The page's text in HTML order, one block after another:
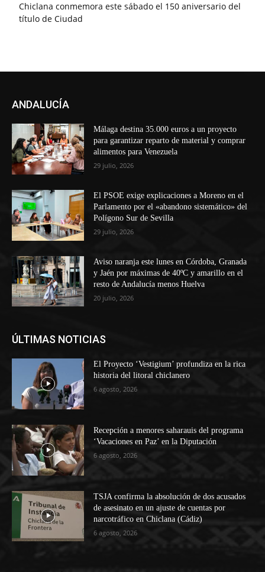
Chiclana conmemora este sábado el 150 aniversario del
título de Ciudad
ANDALUCÍA
Málaga destina 35.000 euros a un proyecto
para garantizar reparto de material y comprar
alimentos para Venezuela
29 julio, 2026
El PSOE exige explicaciones a Moreno en el
Parlamento por el «abandono sistemático» del
Polígono Sur de Sevilla
29 julio, 2026
Aviso naranja este lunes en Córdoba, Granada
y Jaén por máximas de 40ºC y amarillo en el
resto de Andalucía menos Huelva
20 julio, 2026
ÚLTIMAS NOTICIAS
El Proyecto ‘Vestigium’ profundiza en la rica
historia del litoral chiclanero
6 agosto, 2026
Recepción a menores saharauis del programa
‘Vacaciones en Paz’ en la Diputación
6 agosto, 2026
TSJA confirma la absolución de dos acusados
de asesinato en un ajuste de cuentas por
narcotráfico en Chiclana (Cádiz)
6 agosto, 2026